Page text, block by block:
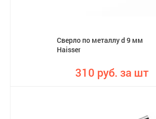
Сверло по металлу d 9 мм
Haisser
310 руб. за шт